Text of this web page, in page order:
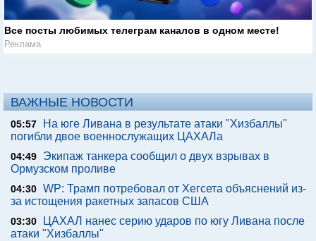
Все посты любимых телеграм каналов в одном месте!
Реклама
ВАЖНЫЕ НОВОСТИ
05:57
На юге Ливана в результате атаки "Хизбаллы"
погибли двое военнослужащих ЦАХАЛа
04:49
Экипаж танкера сообщил о двух взрывах в
Ормузском проливе
04:30 WP: Трамп потребовал от Хегсета объяснений из-
за истощения ракетных запасов США
03:30
ЦАХАЛ нанес серию ударов по югу Ливана после
атаки "Хизбаллы"